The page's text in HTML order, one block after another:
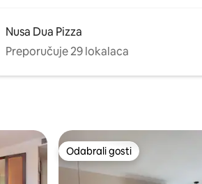
Nusa Dua Pizza
Preporučuje 29 lokalaca
Odabrali gosti
Odabrali gosti